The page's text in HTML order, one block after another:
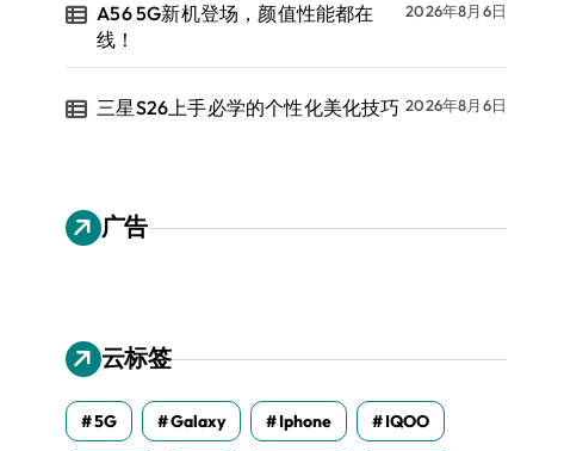
A56 5G新机登场，颜值性能都在
线！
2026年8月6日
三星S26上手必学的个性化美化技巧 2026年8月6日
广告
云标签
5G Galaxy Iphone IQOO